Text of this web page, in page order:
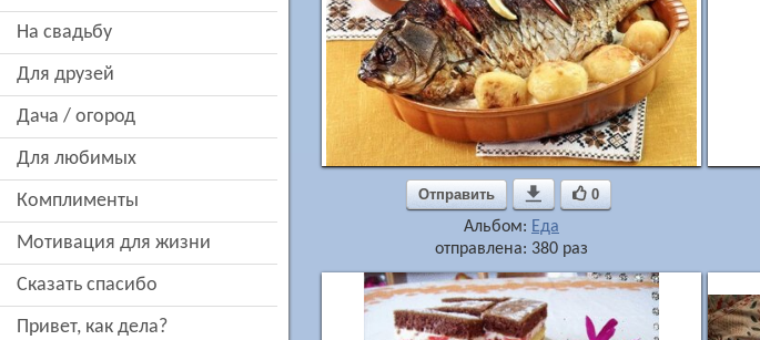
на свадьбу
для друзей
дача / огород
для любимых
комплименты
мотивация для жизни
сказать спасибо
привет, как дела?
Отправить  0
Альбом: Еда
отправлена: 380 раз